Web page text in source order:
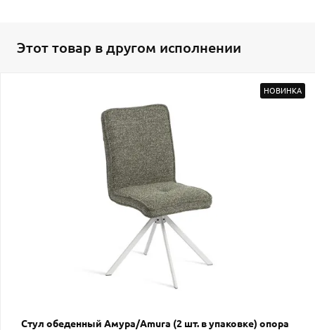
Этот товар в другом исполнении
НОВИНКА
Стул обеденный Амура/Amura (2 шт. в упаковке) опора